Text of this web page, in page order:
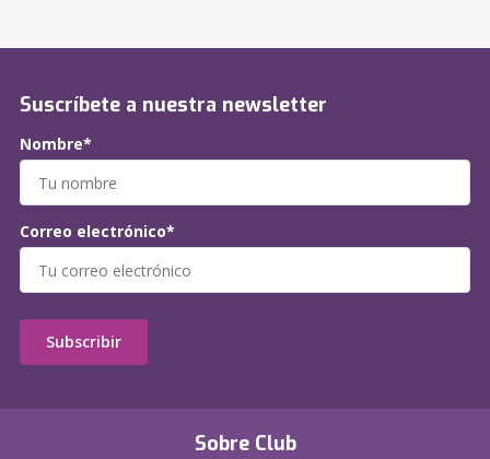
Sobre Club
Suscríbete a nuestra newsletter
Nombre*
Correo electrónico*
Subscribir